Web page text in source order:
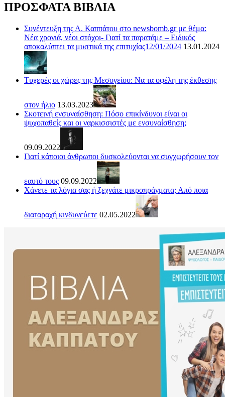
ΠΡΟΣΦΑΤΑ ΒΙΒΛΙΑ
Συνέντευξη της Α. Καππάτου στο newsbomb.gr με θέμα:
Νέα χρονιά, νέοι στόχοι- Γιατί τα παρατάμε – Ειδικός
αποκαλύπτει τα μυστικά της επιτυχίας12/01/2024 13.01.2024
Τυχερές οι χώρες της Μεσογείου: Να τα οφέλη της έκθεσης
στον ήλιο 13.03.2023
Σκοτεινή ενσυναίσθηση: Πόσο επικίνδυνοι είναι οι
ψυχοπαθείς και οι ναρκισσιστές με ενσυναίσθηση;
09.09.2022
Γιατί κάποιοι άνθρωποι δυσκολεύονται να συγχωρήσουν τον
εαυτό τους 09.09.2022
Χάνετε τα λόγια σας ή ξεχνάτε μικροπράγματα; Από ποια
διαταραχή κινδυνεύετε 02.05.2022